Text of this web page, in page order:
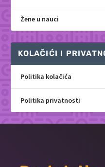
Žene u nauci
KOLAČIĆI I
Politika kolačića
Politika privatnosti